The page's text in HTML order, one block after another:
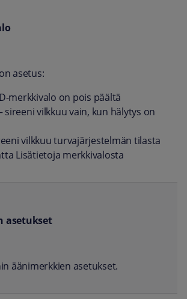
asetus:
merkkivalo on pois päältä
sireeni vilkkuu vain, kun hälytys on
vilkkuu turvajärjestelmän tilasta
Lisätietoja merkkivalosta
asetukset
äänimerkkien asetukset.